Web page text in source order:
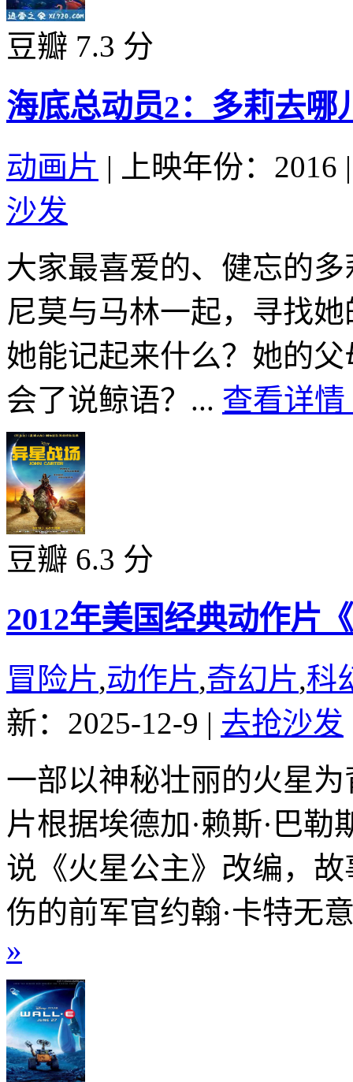
豆瓣 7.3 分
海底总动员2：多莉去哪
动画片 | 上映年份：2016 |
沙发
大家最喜爱的、健忘的
尼莫与马林一起，寻找
她能记起来什么？她的
会了说鲸语？... 查看详情
豆瓣 6.3 分
2012年美国经典动作片
冒险片,动作片,奇幻片,科
新：2025-12-9 | 去抢沙发
一部以神秘壮丽的火星
片根据埃德加·赖斯·巴
说《火星公主》改编，
伤的前军官约翰·卡特无
»